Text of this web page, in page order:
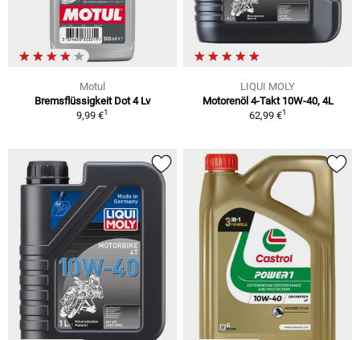
Motul
Bremsflüssigkeit Dot 4 Lv
9,99 €1
LIQUI MOLY
Motorenöl 4-Takt 10W-40, 4L
62,99 €1